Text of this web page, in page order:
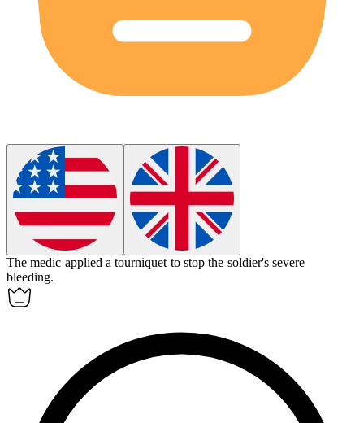
The medic applied atourniquet to stop the soldier's severe
bleeding.